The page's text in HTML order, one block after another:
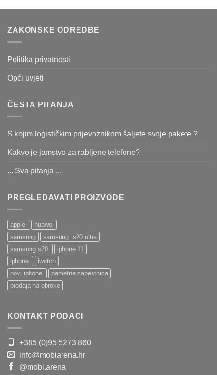
ZAKONSKE ODREDBE
Politika privatnosti
Opći uvjeti
ČESTA PITANJA
S kojim logističkim prijevoznikom šaljete svoje pakete ?
Kakvo je jamstvo za rabljene telefone?
... Sva pitanja ...
PREGLEDAVATI PROIZVODE
apple
huawei
samsung
samsung s20 ultra
samsung s20
iphone 11
iphone
iwatch
novi iphone
pametna zapestnica
prodaja na obroke
KONTAKT PODACI
+385 (0)95 5273 860
info@mobiarena.hr
@mobi.arena